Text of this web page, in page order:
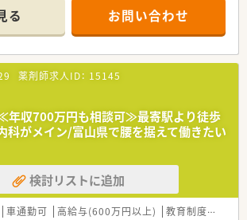
＊
需状況について】
車で5分ほどの場所に位置し、近隣の医療機関よ
方箋を1日あたり約100枚応需しております。
性を考慮し、お薬の受け取りがスムーズに行える
ー機能を備えた地域密着型の店舗です。
ハーブティーをご用意しており、患者様がほっと一
な温かくリラックスできる空間を提供しておりま
ついて】
年を迎える歴史ある企業で、県内に複数店舗を展
域に根ざした医療サービスを提供しております。
替医療を組み合わせた統合医療を推進し、アロマ
る お問い合わせ
薬剤師求人ID： 15145
≪年収700万円も相談可≫最寄駅より徒歩
科がメイン/富山県で腰を据えて働きたい
検討リストに追加
車通勤可 高給与(600万円以上) 教育制度あり